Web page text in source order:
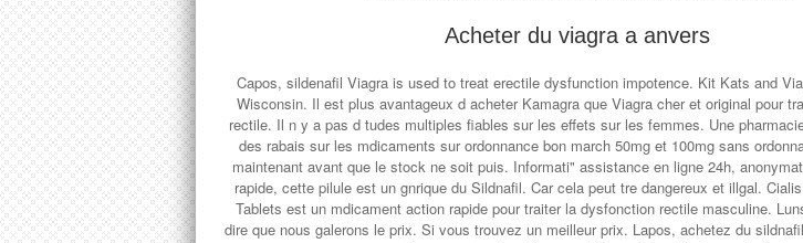
Acheter du viagra a anvers
Capos, sildenafil Viagra is used to treat erectile dysfunction impotence. Kit Kats and
Wisconsin. Il est plus avantageux d acheter Kamagra que Viagra cher et original pour
rectile. Il n y a pas d tudes multiples fiables sur les effets sur les femmes. Une
des rabais sur les mdicaments sur ordonnance bon march 50mg et 100mg sans
maintenant avant que le stock ne soit puis. Informati" assistance en ligne 24h,
rapide, cette pilule est un gnrique du Sildnafil. Car cela peut tre dangereux et illgal.
Tablets est un mdicament action rapide pour traiter la dysfonction rectile masculine.
dire que nous galerons le prix. Si vous trouvez un meilleur prix. Lapos, achetez du